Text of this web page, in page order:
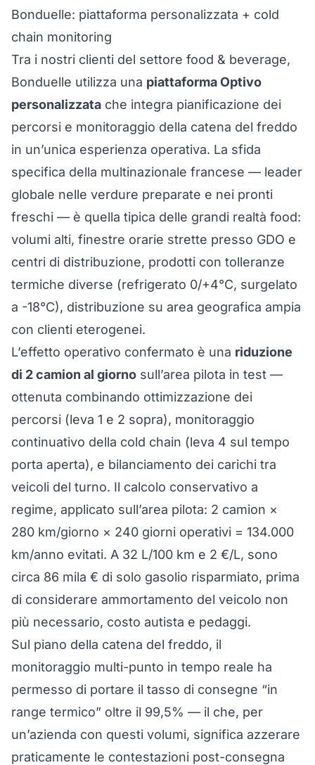
Bonduelle: piattaforma personalizzata + cold
chain monitoring
Tra i nostri clienti del settore food & beverage,
Bonduelle utilizza una piattaforma Optivo
personalizzata che integra pianificazione dei
percorsi e monitoraggio della catena del freddo
in un’unica esperienza operativa. La sfida
specifica della multinazionale francese — leader
globale nelle verdure preparate e nei pronti
freschi — è quella tipica delle grandi realtà food:
volumi alti, finestre orarie strette presso GDO e
centri di distribuzione, prodotti con tolleranze
termiche diverse (refrigerato 0/+4°C, surgelato
a -18°C), distribuzione su area geografica ampia
con clienti eterogenei.
L’effetto operativo confermato è una riduzione
di 2 camion al giorno sull’area pilota in test —
ottenuta combinando ottimizzazione dei
percorsi (leva 1 e 2 sopra), monitoraggio
continuativo della cold chain (leva 4 sul tempo
porta aperta), e bilanciamento dei carichi tra
veicoli del turno. Il calcolo conservativo a
regime, applicato sull’area pilota: 2 camion ×
280 km/giorno × 240 giorni operativi = 134.000
km/anno evitati. A 32 L/100 km e 2 €/L, sono
circa 86 mila € di solo gasolio risparmiato, prima
di considerare ammortamento del veicolo non
più necessario, costo autista e pedaggi.
Sul piano della catena del freddo, il
monitoraggio multi-punto in tempo reale ha
permesso di portare il tasso di consegne “in
range termico” oltre il 99,5% — il che, per
un’azienda con questi volumi, significa azzerare
praticamente le contestazioni post-consegna